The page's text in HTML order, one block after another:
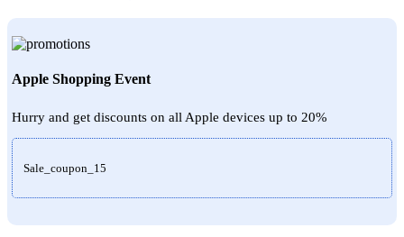
Apple Shopping Event
Hurry and get discounts on all Apple devices up to 20%
Sale_coupon_15